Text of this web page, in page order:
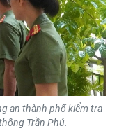
an thành phố kiểm tra
Trần Phú.